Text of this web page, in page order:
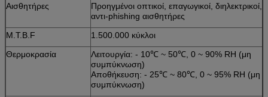
Αισθητήρες
Προηγμένοι οπτικοί, επαγωγικοί, διηλεκτρικοί,
αντι-phishing αισθητήρες
M.T.B.F
1.500.000 κύκλοι
Θερμοκρασία
Λειτουργία: - 10℃ ~ 50℃, 0 ~ 90% RH (μη
συμπύκνωση)
Αποθήκευση: - 25℃ ~ 80℃, 0 ~ 95% RH (μη
συμπύκνωση)